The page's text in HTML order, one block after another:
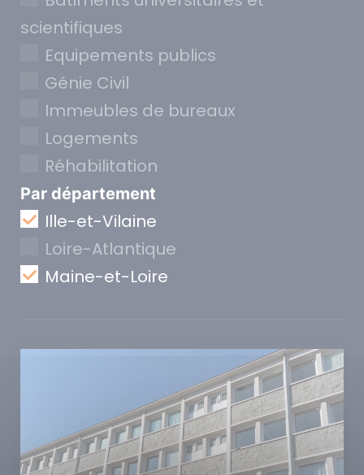
scientifiques
Equipements publics
Génie Civil
Immeubles de bureaux
Logements
Réhabilitation
Par département
Ille-et-Vilaine
Loire-Atlantique
Maine-et-Loire